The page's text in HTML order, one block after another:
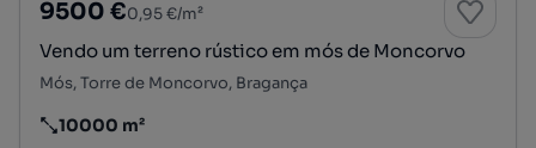
9500 €0,95 €/m²
Vendo um terreno rústico em mós de Moncorvo
Mós, Torre de Moncorvo, Bragança
Preço por metro quadrado
10000 m²